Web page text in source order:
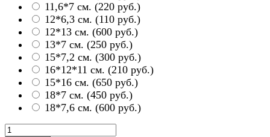
11,6*7 см. (220 руб.)
12*6,3 см. (110 руб.)
12*13 см. (600 руб.)
13*7 см. (250 руб.)
15*7,2 см. (300 руб.)
16*12*11 см. (210 руб.)
15*16 см. (650 руб.)
18*7 см. (450 руб.)
18*7,6 см. (600 руб.)